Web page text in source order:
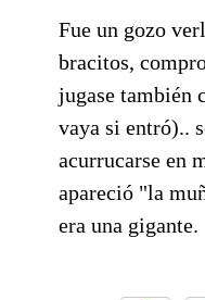
Fue un gozo
bracitos,
jugase también
vaya si entró)..
acurrucarse en
apareció "la
era una gigante.